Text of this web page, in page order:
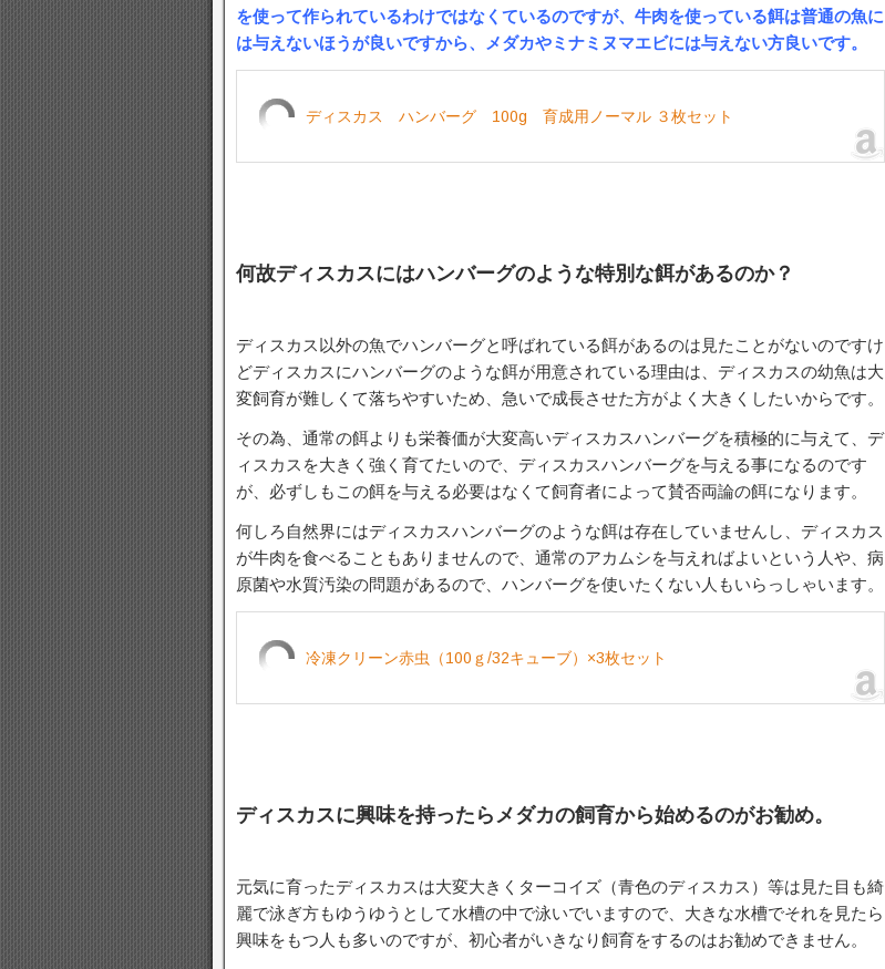
を使って作られているわけではなくているのですが、牛肉を使っている餌は普通の魚に
は与えないほうが良いですから、メダカやミナミヌマエビには与えない方良いです。
ディスカス ハンバーグ 100g 育成用ノーマル ３枚セット
何故ディスカスにはハンバーグのような特別な餌があるのか？
ディスカス以外の魚でハンバーグと呼ばれている餌があるのは見たことがないのですけ
どディスカスにハンバーグのような餌が用意されている理由は、ディスカスの幼魚は大
変飼育が難しくて落ちやすいため、急いで成長させた方がよく大きくしたいからです。
その為、通常の餌よりも栄養価が大変高いディスカスハンバーグを積極的に与えて、デ
ィスカスを大きく強く育てたいので、ディスカスハンバーグを与える事になるのです
が、必ずしもこの餌を与える必要はなくて飼育者によって賛否両論の餌になります。
何しろ自然界にはディスカスハンバーグのような餌は存在していませんし、ディスカス
が牛肉を食べることもありませんので、通常のアカムシを与えればよいという人や、病
原菌や水質汚染の問題があるので、ハンバーグを使いたくない人もいらっしゃいます。
冷凍クリーン赤虫（100ｇ/32キューブ）×3枚セット
ディスカスに興味を持ったらメダカの飼育から始めるのがお勧め。
元気に育ったディスカスは大変大きくターコイズ（青色のディスカス）等は見た目も綺
麗で泳ぎ方もゆうゆうとして水槽の中で泳いでいますので、大きな水槽でそれを見たら
興味をもつ人も多いのですが、初心者がいきなり飼育をするのはお勧めできません。